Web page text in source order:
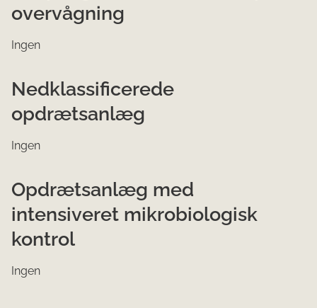
overvågning
Ingen
Nedklassificerede
opdrætsanlæg
Ingen
Opdrætsanlæg med
intensiveret mikrobiologisk
kontrol
Ingen